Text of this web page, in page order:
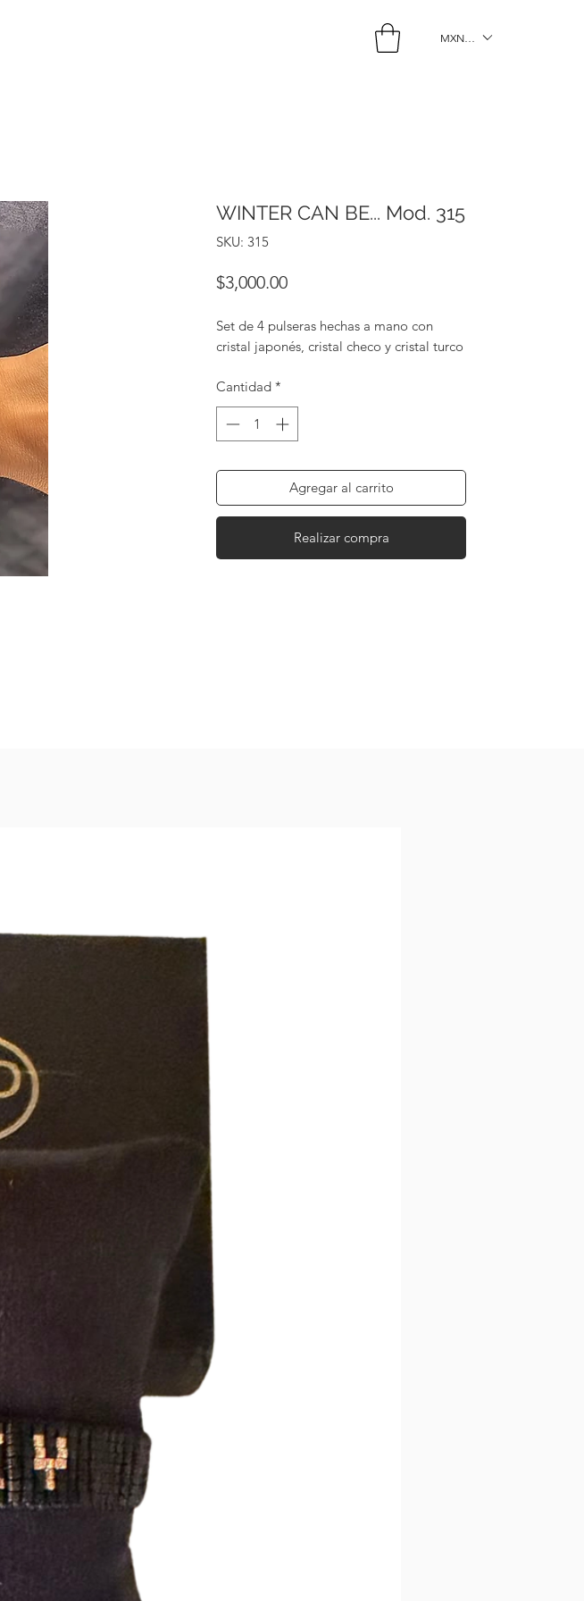
MXN ($)
WINTER CAN BE... Mod. 315
SKU: 315
$3,000.00Precio
Set de 4 pulseras hechas a mano con
Cantidad *
Agregar al carrito
Realizar compra